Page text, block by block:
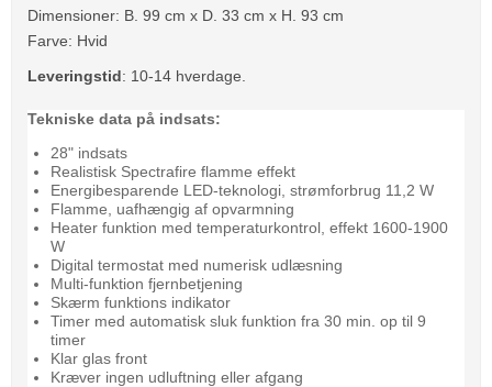
Dimensioner: B. 99 cm x D. 33 cm x H. 93 cm
Farve: Hvid
Leveringstid: 10-14 hverdage.
Tekniske data på indsats:
28" indsats
Realistisk Spectrafire flamme effekt
Energibesparende LED-teknologi, strømforbrug 11,2 W
Flamme, uafhængig af opvarmning
Heater funktion med temperaturkontrol, effekt 1600-1900
W
Digital termostat med numerisk udlæsning
Multi-funktion fjernbetjening
Skærm funktions indikator
Timer med automatisk sluk funktion fra 30 min. op til 9
timer
Klar glas front
Kræver ingen udluftning eller afgang